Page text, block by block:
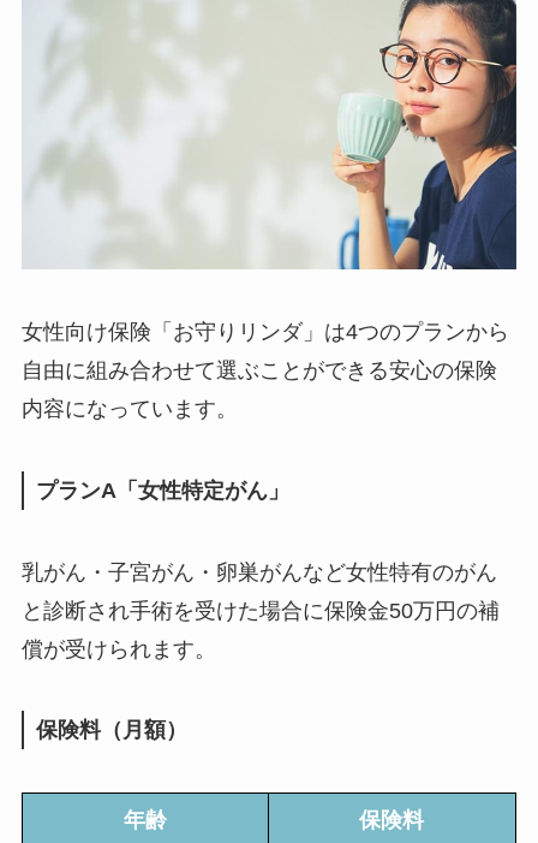
女性向け保険「お守りリンダ」は4つのプランから
自由に組み合わせて選ぶことができる安心の保険
内容になっています。
プランA「女性特定がん」
乳がん・子宮がん・卵巣がんなど女性特有のがん
と診断され手術を受けた場合に保険金50万円の補
償が受けられます。
保険料（月額）
年齢 保険料